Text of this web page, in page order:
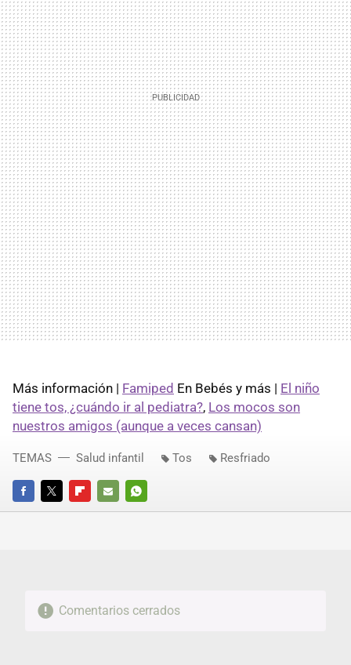
Más información | Famiped En Bebés y más | El niño
tiene tos, ¿cuándo ir al pediatra?, Los mocos son
FACEBOOKTWITTERFLIPBOARD
E-
WHATSAPP
TEMAS Salud infantil Tos Resfriado
Comentarios cerrados